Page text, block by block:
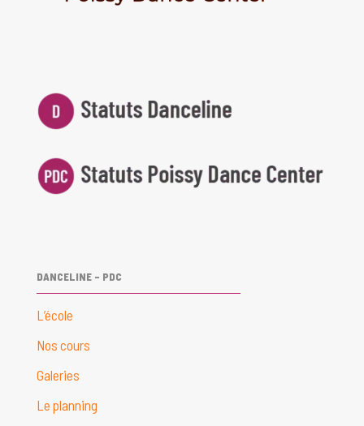
DANCELINE – PDC
L’école
Nos cours
Galeries
Le planning